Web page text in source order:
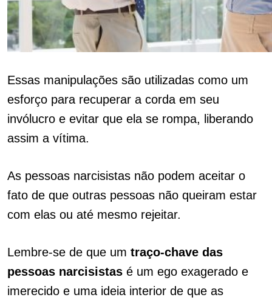
Essas manipulações são utilizadas como um
esforço para recuperar a corda em seu
invólucro e evitar que ela se rompa, liberando
assim a vítima.
As pessoas narcisistas não podem aceitar o
fato de que outras pessoas não queiram estar
com elas ou até mesmo rejeitar.
Lembre-se de que um traço-chave das
pessoas narcisistas é um ego exagerado e
imerecido e uma ideia interior de que as